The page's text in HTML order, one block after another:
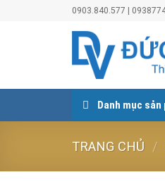
0903.840.577 |
Danh mục sản
TRANG CHỦ /